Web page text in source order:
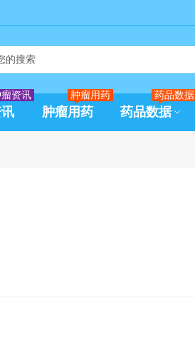
资讯
肿瘤用药
肿瘤用药
药品数据
药品数据